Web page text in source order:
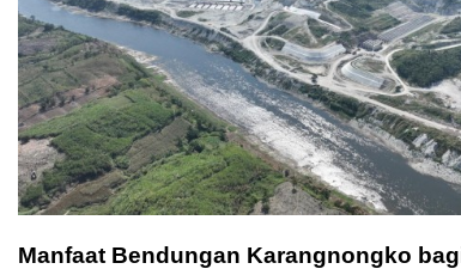
Manfaat Bendungan Karangnongko